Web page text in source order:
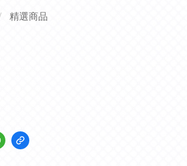
精選商品